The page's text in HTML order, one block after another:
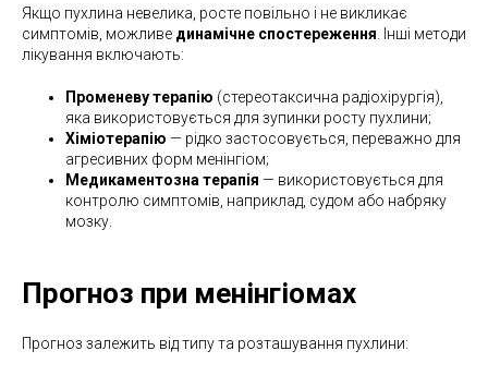
Якщо пухлина невелика, росте повільно і не викликає
симптомів, можливе динамічне спостереження . Інші методи
лікування включають:
Променеву терапію (стереотаксична радіохірургія),
яка використовується для зупинки росту пухлини;
Хіміотерапію — рідко застосовується, переважно для
агресивних форм менінгіом;
Медикаментозна терапія — використовується для
контролю симптомів, наприклад, судом або набряку
мозку.
Прогноз при менінгіомах
Прогноз залежить від типу та розташування пухлини: